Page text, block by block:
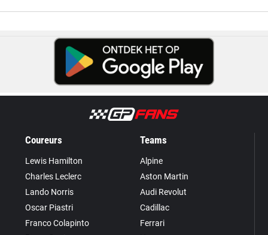
Coureurs
Lewis Hamilton
Charles Leclerc
Lando Norris
Oscar Piastri
Franco Colapinto
Teams
Alpine
Aston Martin
Audi Revolut
Cadillac
Ferrari